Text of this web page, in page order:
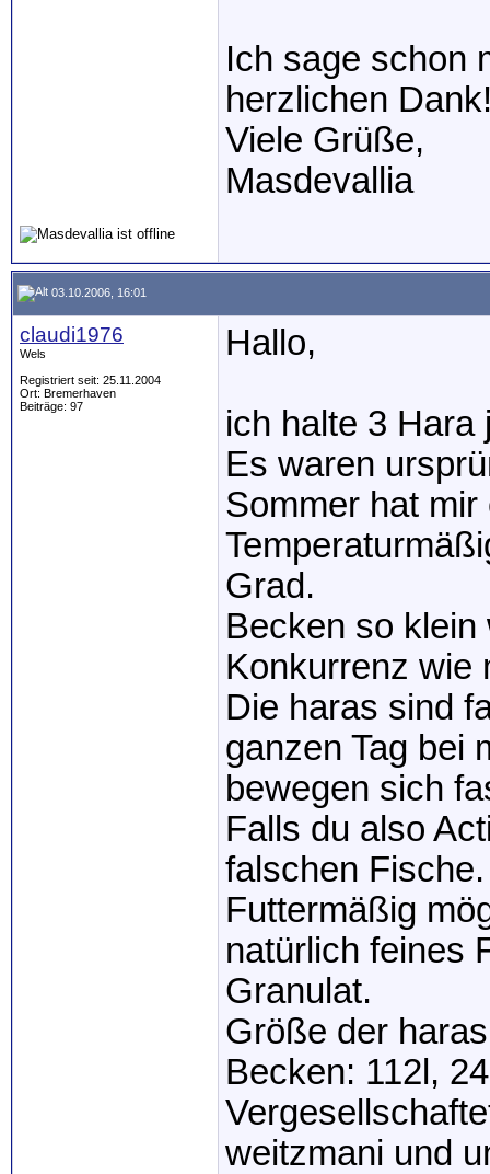
Ich sage schon
herzlichen
Viele Grüße,
Masdevallia
03.10.2006, 16:01
claudi1976
Wels
Registriert seit: 25.11.2004
Ort: Bremerhaven
Beiträge: 97
Hallo,
ich halte 3 Hara
Es waren
Sommer hat
Grad.
Becken so klein
Konkurrenz wie
Die haras sind
ganzen Tag bei
bewegen sich
Falls du also
falschen Fische.
Futtermäßig
natürlich feines
Granulat.
Größe der
Becken: 112l,
weitzmani und